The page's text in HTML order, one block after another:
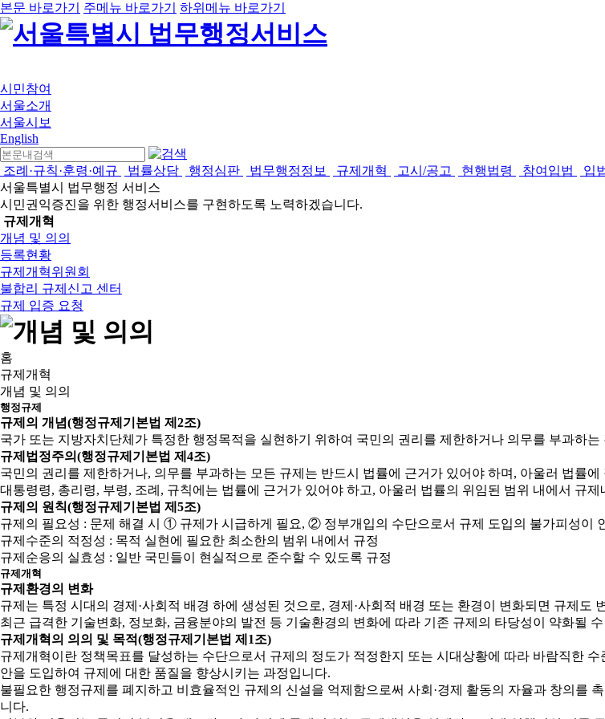
본문 바로가기 주메뉴 바로가기 하위메뉴 바로가기
시민참여
서울소개
서울시보
English
조례·규칙·훈령·예규 법률상담 행정심판 법무행정정보 규제개혁 고시/공고 현행법령 참여입법
입
서울특별시 법무행정 서비스
시민권익증진을 위한 행정서비스를 구현하도록 노력하겠습니다.
규제개혁
개념 및 의의
등록현황
규제개혁위원회
불합리 규제신고 센터
규제 입증 요청
홈
규제개혁
개념 및 의의
행정규제
규제의 개념(행정규제기본법 제2조)
국가 또는 지방자치단체가 특정한 행정목적을 실현하기 위하여 국민의 권리를 제한하거나 의무를 부과하
규제법정주의(행정규제기본법 제4조)
국민의 권리를 제한하거나, 의무를 부과하는 모든 규제는 반드시 법률에 근거가 있어야 하며, 아울러 법률
대통령령, 총리령, 부령, 조례, 규칙에는 법률에 근거가 있어야 하고, 아울러 법률의 위임된 범위 내에서 규
규제의 원칙(행정규제기본법 제5조)
규제의 필요성 : 문제 해결 시 ① 규제가 시급하게 필요, ② 정부개입의 수단으로서 규제 도입의 불가피성이
규제수준의 적정성 : 목적 실현에 필요한 최소한의 범위 내에서 규정
규제순응의 실효성 : 일반 국민들이 현실적으로 준수할 수 있도록 규정
규제개혁
규제환경의 변화
규제는 특정 시대의 경제·사회적 배경 하에 생성된 것으로, 경제·사회적 배경 또는 환경이 변화되면 규제도
최근 급격한 기술변화, 정보화, 금융분야의 발전 등 기술환경의 변화에 따라 기존 규제의 타당성이 약화될
규제개혁의 의의 및 목적(행정규제기본법 제1조)
규제개혁이란 정책목표를 달성하는 수단으로서 규제의 정도가 적정한지 또는 시대상황에 따라 바람직한
안을 도입하여 규제에 대한 품질을 향상시키는 과정입니다.
불필요한 행정규제를 폐지하고 비효율적인 규제의 신설을 억제함으로써 사회·경제 활동의 자율과 창의를
니다.